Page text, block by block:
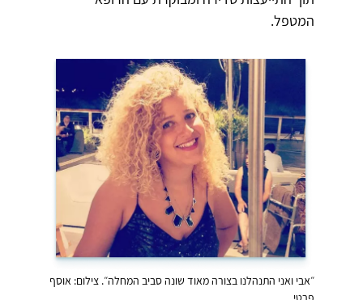
המטפל.
״אבי ואני התנהלנו בצורה מאוד שונה סביב המחלה״. צילום: אוסף